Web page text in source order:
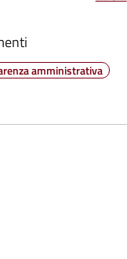
amministrativa